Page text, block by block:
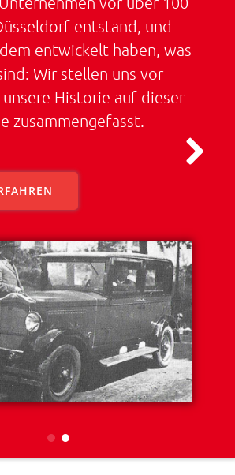
entstand, und
entwickelt haben, was
Wir stellen uns vor
Historie auf dieser
zusammengefasst.